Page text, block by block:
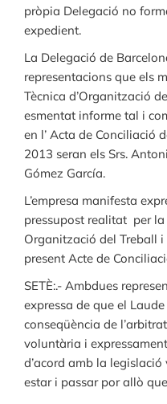
pròpia Delegació no
expedient.
La Delegació de
representacions que els
Tècnica d’Organització
esmentat informe tal i
en l’ Acta de Conciliació
2013 seran els Srs.
Gómez García.
L’empresa manifesta
pressupost realitat per la
Organització del Treball
present Acte de
SETÈ:.- Ambdues
expressa de que el
conseqüència de
voluntària i
d’acord amb la
estar i passar por allò